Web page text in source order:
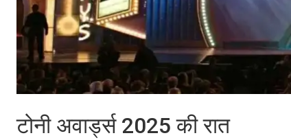
टोनी अवार्ड्स 2025 की रात